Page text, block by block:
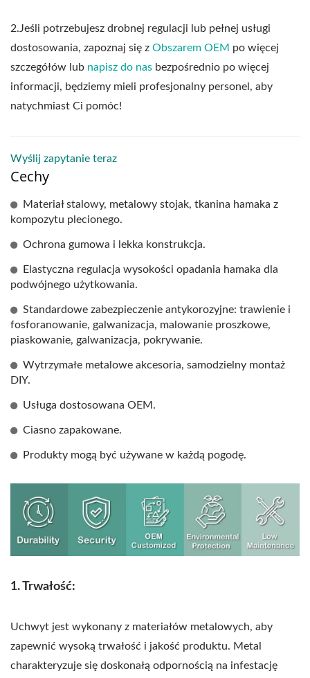
2.Jeśli potrzebujesz drobnej regulacji lub pełnej usługi
dostosowania, zapoznaj się z Obszarem OEM po więcej
szczegółów lub napisz do nas bezpośrednio po więcej
informacji, będziemy mieli profesjonalny personel, aby
natychmiast Ci pomóc!
Wyślij zapytanie teraz
Cechy
Materiał stalowy, metalowy stojak, tkanina hamaka z
kompozytu plecionego.
Ochrona gumowa i lekka konstrukcja.
Elastyczna regulacja wysokości opadania hamaka dla
podwójnego użytkowania.
Standardowe zabezpieczenie antykorozyjne: trawienie i
fosforanowanie, galwanizacja, malowanie proszkowe,
piaskowanie, galwanizacja, pokrywanie.
Wytrzymałe metalowe akcesoria, samodzielny montaż
DIY.
Usługa dostosowana OEM.
Ciasno zapakowane.
Produkty mogą być używane w każdą pogodę.
1. Trwałość:
Uchwyt jest wykonany z materiałów metalowych, aby
zapewnić wysoką trwałość i jakość produktu. Metal
charakteryzuje się doskonałą odpornością na infestację